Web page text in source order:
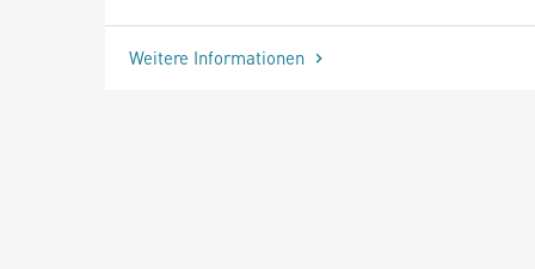
Weitere Informationen